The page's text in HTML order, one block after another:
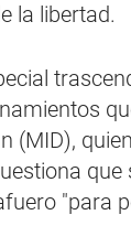
la libertad.
(MID),
que
"para